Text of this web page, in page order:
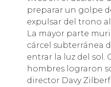
preparar un golpe
expulsar del trono
La mayor parte
cárcel subterránea
entrar la luz del sol.
hombres lograron
director Davy